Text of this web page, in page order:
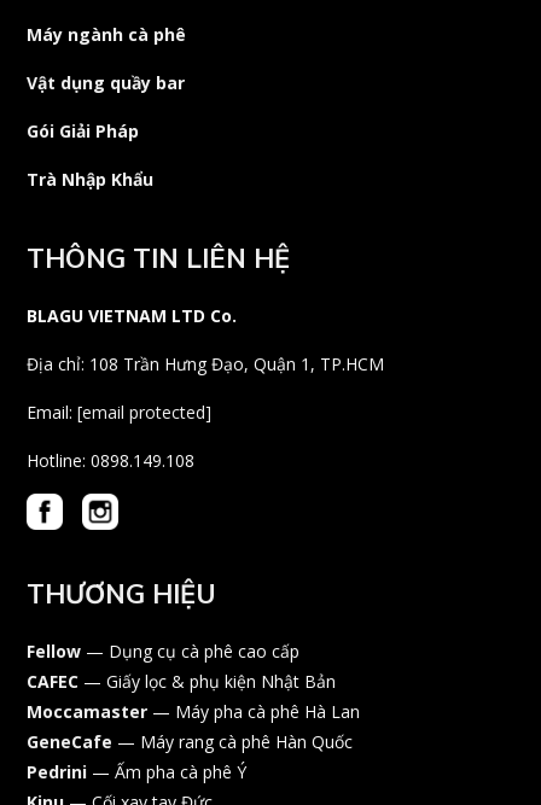
Máy ngành cà phê
Vật dụng quầy bar
Gói Giải Pháp
Trà Nhập Khẩu
THÔNG TIN LIÊN HỆ
BLAGU VIETNAM LTD Co.
Địa chỉ: 108 Trần Hưng Đạo, Quận 1, TP.HCM
Email:[email protected]
Hotline: 0898.149.108
THƯƠNG HIỆU
Fellow — Dụng cụ cà phê cao cấp
CAFEC — Giấy lọc & phụ kiện Nhật Bản
Moccamaster — Máy pha cà phê Hà Lan
GeneCafe — Máy rang cà phê Hàn Quốc
Pedrini — Ấm pha cà phê Ý